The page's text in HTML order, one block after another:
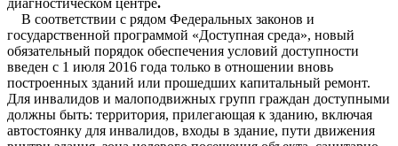
В соответствии с рядом Федеральных законов и
государственной программой «Доступная среда», новый
обязательный порядок обеспечения условий доступности
введен с 1 июля 2016 года только в отношении вновь
построенных зданий или прошедших капитальный ремонт.
Для инвалидов и малоподвижных групп граждан доступными
должны быть: территория, прилегающая к зданию, включая
автостоянку для инвалидов, входы в здание, пути движения